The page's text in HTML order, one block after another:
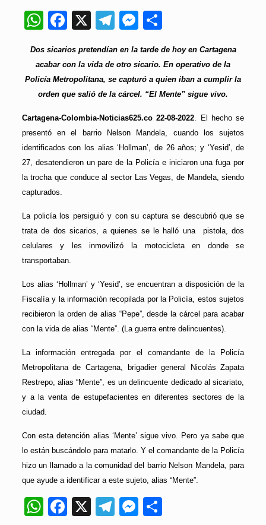
WhatsApp
Facebook
X Telegram
Messenger
Dos sicarios pretendían en la tarde de hoy en Cartagena
acabar con la vida de otro sicario. En operativo de la
Policía Metropolitana, se capturó a quien iban a cumplir la
orden que salió de la cárcel. “El Mente” sigue vivo.
Cartagena-Colombia-Noticias625.co 22-08-2022. El hecho se
presentó en el barrio Nelson Mandela, cuando los sujetos
identificados con los alias ‘Hollman’, de 26 años; y ‘Yesid’, de
27, desatendieron un pare de la Policía e iniciaron una fuga por
la trocha que conduce al sector Las Vegas, de Mandela, siendo
capturados.
La policía los persiguió y con su captura se descubrió que se
trata de dos sicarios, a quienes se le halló una pistola, dos
celulares y les inmovilizó la motocicleta en donde se
transportaban.
Los alias ‘Hollman’ y ‘Yesid’, se encuentran a disposición de la
Fiscalía y la información recopilada por la Policía, estos sujetos
recibieron la orden de alias “Pepe”, desde la cárcel para acabar
con la vida de alias “Mente”. (La guerra entre delincuentes).
La información entregada por el comandante de la Policía
Metropolitana de Cartagena, brigadier general Nicolás Zapata
Restrepo, alias “Mente”, es un delincuente dedicado al sicariato,
y a la venta de estupefacientes en diferentes sectores de la
ciudad.
Con esta detención alias ‘Mente’ sigue vivo. Pero ya sabe que
lo están buscándolo para matarlo. Y el comandante de la Policía
hizo un llamado a la comunidad del barrio Nelson Mandela, para
que ayude a identificar a este sujeto, alias “Mente”.
WhatsApp
Facebook
X Telegram
Messenger